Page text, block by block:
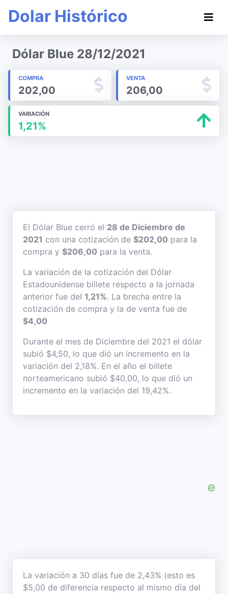
Dolar Histórico
Dólar Blue 28/12/2021
COMPRA
202,00
VENTA
206,00
VARIACIÓN
1,21%
El Dólar Blue cerró el 28 de Diciembre de
2021 con una cotización de $202,00 para la
compra y $206,00 para la venta.
La variación de la cotización del Dólar
Estadounidense billete respecto a la jornada
anterior fue del 1,21%. La brecha entre la
cotización de compra y la de venta fue de
$4,00
Durante el mes de Diciembre del 2021 el dólar
subió $4,50, lo que dió un incremento en la
variación del 2,18%. En el año el billete
norteamericano subió $40,00, lo que dió un
incremento en la variación del 19,42%.
La variación a 30 días fue de 2,43% (esto es
$5,00 de diferencia respecto al mismo día del